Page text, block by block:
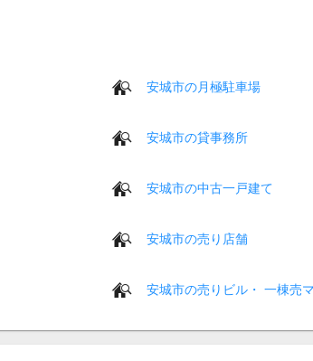
安城市の月極駐車場
安城市の貸事務所
安城市の中古一戸建て
安城市の売り店舗
安城市の売りビル・ 一棟売